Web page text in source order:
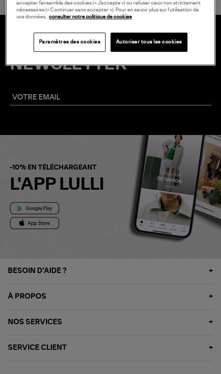
NEWSLETTER
-10% EN TÉLÉCHARGEANT
L'APP LULLI
BESOIN D'AIDE ?
À PROPOS
NOS SERVICES
SERVICE CLIENT
accepter l’ensemble des cookies (« J’accepte ») ou refuser ceux non strictement
nécessaires (« Continuer sans accepter »). Pour en savoir plus sur l’utilisation de
vos données, consulter notre politique de cookies
Paramètres des cookies Autoriser tous les cookies